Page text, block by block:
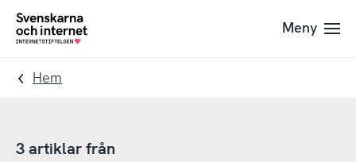
Till
navigation
Till
innehåll
To
Meny
Hem
3 artiklar från